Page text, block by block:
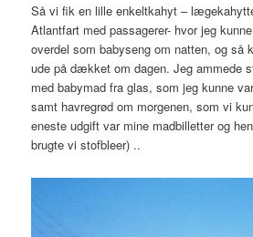
Så vi fik en lille enkeltkahyt –
Atlantfart med passagerer- hvor jeg
overdel som babyseng om natten, og så
ude på dækket om dagen. Jeg ammede
med babymad fra glas, som jeg kunne
samt havregrød om morgenen, som vi
eneste udgift var mine madbilletter og
brugte vi stofbleer) ..